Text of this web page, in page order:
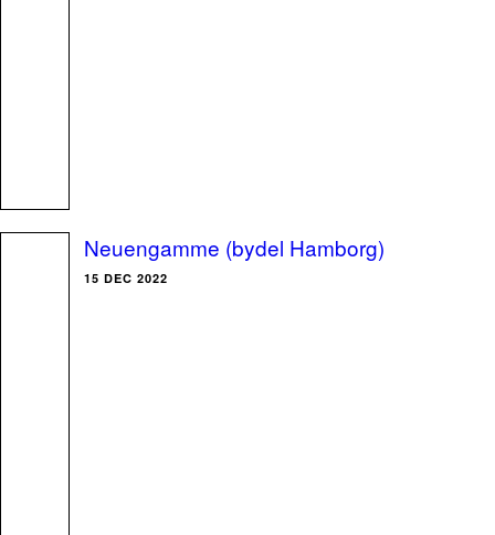
Neuengamme (bydel Hamborg)
15 DEC 2022